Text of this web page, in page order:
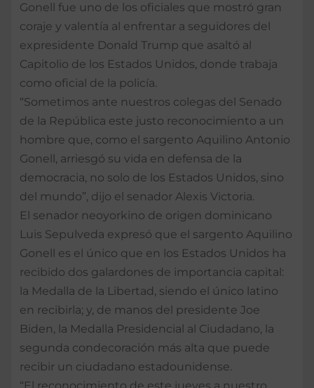
Gonell fue uno de los oficiales que mostró gran
coraje y valentía al enfrentar a seguidores del
expresidente Donald Trump que asaltó al
Capitolio de los Estados Unidos, donde trabaja
como oficial de la policía.
“Sometimos ante nuestros colegas del Senado
de la República este justo reconocimiento a un
hombre que, como el sargento Aquilino Antonio
Gonell, arriesgó su vida en defensa de la
democracia, no solo de los Estados Unidos, sino
del mundo”, dijo el senador Alexis Victoria.
El senador neoyorkino de origen dominicano
Luis Sepulveda expresó que el sargento Aquilino
Gonell es el único que en los Estados Unidos ha
recibido dos galardones de importancia capital:
la Medalla de la Libertad, siendo el único latino
en recibirla; y, de manos del presidente Joe
Biden, la Medalla Presidencial al Ciudadano, la
segunda condecoración más alta que puede
recibir un ciudadano estadounidense.